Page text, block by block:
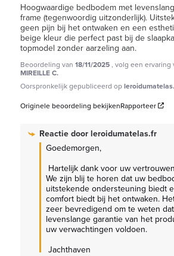
Hoogwaardige bedbodem met
frame (tegenwoordig uitzonderlijk).
geen pijn bij het ontwaken en een
beige kleur die perfect past bij de
topmodel zonder aarzeling aan.
Beoordeling van 18/11/2025, volg een ervaring
MIREILLE C.
Oorspronkelijk gepubliceerd op
Originele beoordeling bekijkenRapporteer
Reactie doorleroidumatelas.fr
Goedemorgen,
We zijn blij te horen dat uw
uitstekende ondersteuning biedt
comfort biedt bij het ontwaken.
zeer bevredigend om te weten
levenslange garantie van het
uw verwachtingen voldoen.
Jachthaven